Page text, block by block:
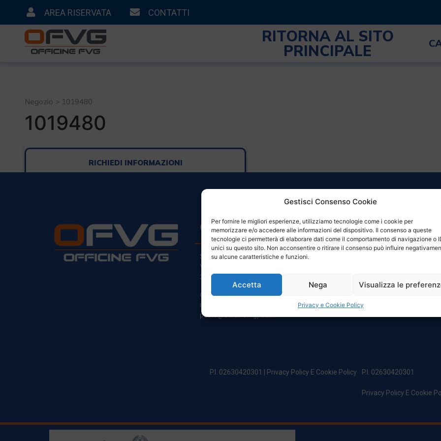
Gestisci Consenso Cookie
Per fornire le migliori esperienze, utilizziamo tecnologie come i cookie per
memorizzare e/o accedere alle informazioni del dispositivo. Il consenso a queste
tecnologie ci permetterà di elaborare dati come il comportamento di navigazione o
unici su questo sito. Non acconsentire o ritirare il consenso può influire
su alcune caratteristiche e funzioni.
Accetta Nega Visualizza le
Privacy e Cookie Policy
AREA RISERVATA CONTATTI
RITORNA AL SITO
PRINCIPALE
Negozio > 1019480
1019480
RICHIEDI INFORMAZIONI
CONTATTI
Sede Legale:
Via Principe Di Udine 144
33030 Campoformido (Ud)
clienti@officinefvg.it
info@officinefvg.it
posta@officinefvgpec.It
ORARI
Domenica: Chiuso
P.I. 02630420301 | Privacy Policy E Cookie Policy P.I. 02630420301
Privacy Policy E Cookie